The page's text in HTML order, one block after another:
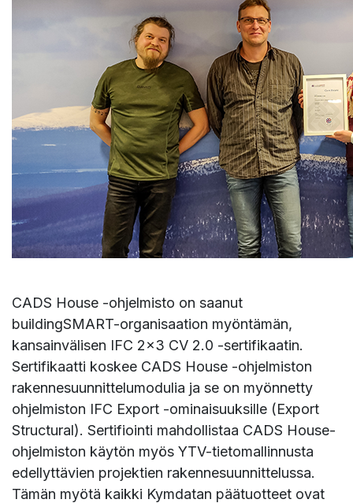
CADS House -ohjelmisto on saanut
buildingSMART-organisaation myöntämän,
kansainvälisen IFC 2×3 CV 2.0 -sertifikaatin.
Sertifikaatti koskee CADS House -ohjelmiston
rakennesuunnittelumodulia ja se on myönnetty
ohjelmiston IFC Export -ominaisuuksille (Export
Structural). Sertifiointi mahdollistaa CADS House-
ohjelmiston käytön myös YTV-tietomallinnusta
edellyttävien projektien rakennesuunnittelussa.
Tämän myötä kaikki Kymdatan päätuotteet ovat